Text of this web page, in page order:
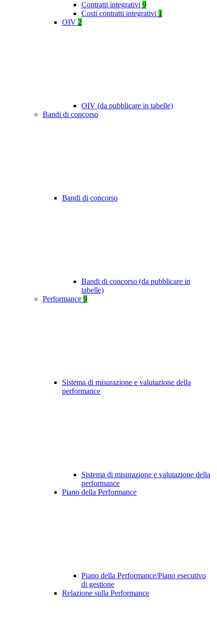
Contratti integrativi 9
Costi contratti integrativi 1
OIV 2
OIV (da pubblicare in tabelle)
Bandi di concorso
Bandi di concorso
Bandi di concorso (da pubblicare in
tabelle)
Performance 9
Sistema di misurazione e valutazione della
performance
Sistema di misurazione e valutazione della
performance
Piano della Performance
Piano della Performance/Piano esecutivo
di gestione
Relazione sulla Performance